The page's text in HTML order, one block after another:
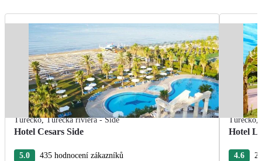
Turecko,Turecká riviéra - Side
Hotel Cesars Side
5.0 435 hodnocení zákazníků
Turecko,
Hotel
4.6